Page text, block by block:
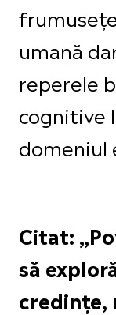
umană
reperele
cognitive
domeniul
Citat:
să
credințe,